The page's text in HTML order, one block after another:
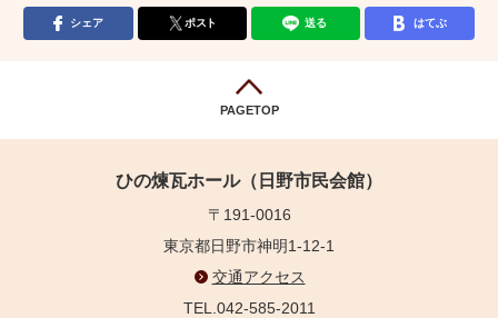
シェア ポスト 送る はてぶ
PAGETOP
ひの煉瓦ホール（日野市民会館）
〒191-0016
東京都日野市神明1-12-1
交通アクセス
TEL.042-585-2011